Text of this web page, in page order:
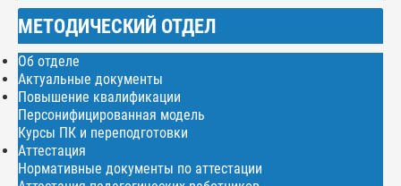
МЕТОДИЧЕСКИЙ ОТДЕЛ
Об отделе
Актуальные документы
Повышение квалификации
Персонифицированная модель
Курсы ПК и переподготовки
Аттестация
Нормативные документы по аттестации